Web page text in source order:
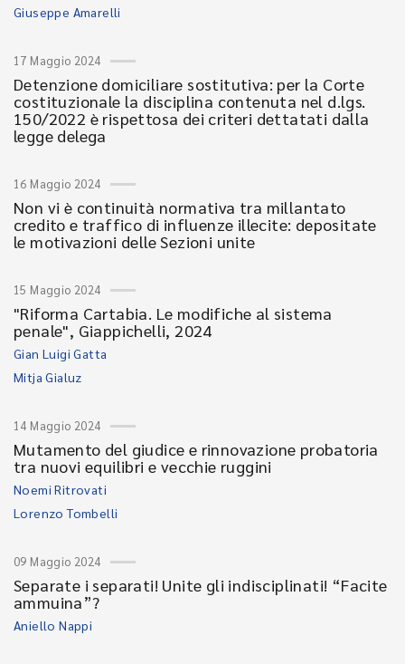
Giuseppe Amarelli
17 Maggio 2024
Detenzione domiciliare sostitutiva: per la Corte
costituzionale la disciplina contenuta nel d.lgs.
150/2022 è rispettosa dei criteri dettatati dalla
legge delega
16 Maggio 2024
Non vi è continuità normativa tra millantato
credito e traffico di influenze illecite: depositate
le motivazioni delle Sezioni unite
15 Maggio 2024
"Riforma Cartabia. Le modifiche al sistema
penale", Giappichelli, 2024
Gian Luigi Gatta
Mitja Gialuz
14 Maggio 2024
Mutamento del giudice e rinnovazione probatoria
tra nuovi equilibri e vecchie ruggini
Noemi Ritrovati
Lorenzo Tombelli
09 Maggio 2024
Separate i separati! Unite gli indisciplinati! “Facite
ammuina”?
Aniello Nappi